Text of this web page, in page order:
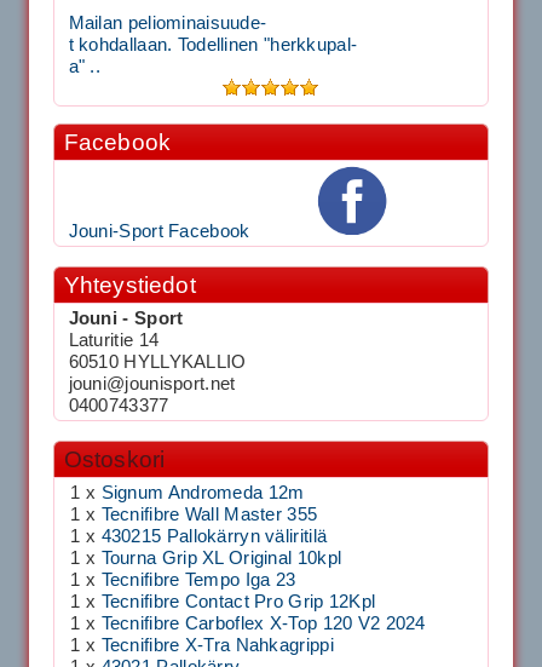
Mailan peliominaisuude-
t kohdallaan. Todellinen "herkkupal-
a" ..
Facebook
Jouni-Sport Facebook
Yhteystiedot
Jouni - Sport
Laturitie 14
60510 HYLLYKALLIO
jouni@jounisport.net
0400743377
Ostoskori
1 x Signum Andromeda 12m
1 x Tecnifibre Wall Master 355
1 x 430215 Pallokärryn väliritilä
1 x Tourna Grip XL Original 10kpl
1 x Tecnifibre Tempo Iga 23
1 x Tecnifibre Contact Pro Grip 12Kpl
1 x Tecnifibre Carboflex X-Top 120 V2 2024
1 x Tecnifibre X-Tra Nahkagrippi